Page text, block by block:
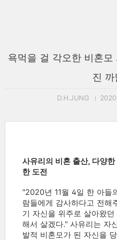
욕먹을 걸 각오한 비혼
진 까
D.H.JUNG
사유리의 비혼 출산, 다양
한 도전
"2020년 11월 4일 한 아들
람들에게 감사하다고 전해
기 자신을 위주로 살아왔
해서 살겠다." 사유리는 자
발적 비혼모가 된 자신을